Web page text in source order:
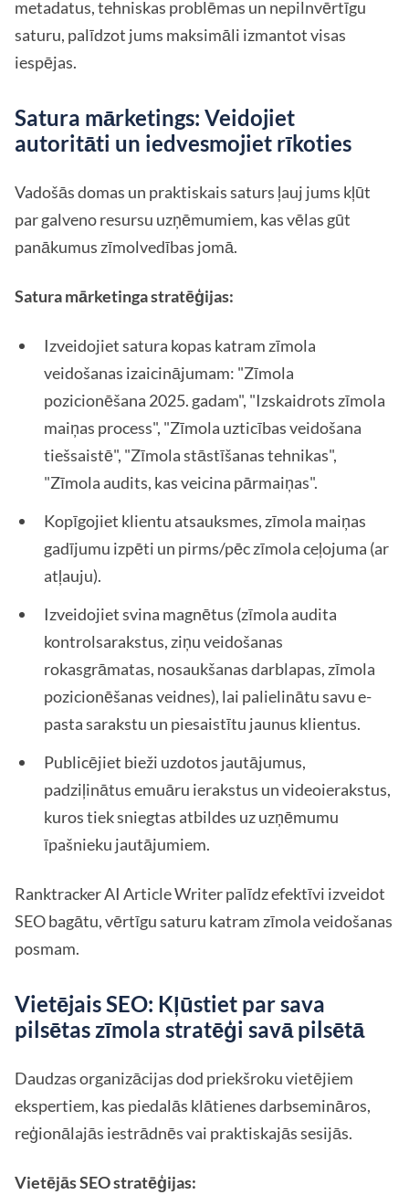
metadatus, tehniskas problēmas un nepilnvērtīgu
saturu, palīdzot jums maksimāli izmantot visas
iespējas.
Satura mārketings: Veidojiet
autoritāti un iedvesmojiet rīkoties
Vadošās domas un praktiskais saturs ļauj jums kļūt
par galveno resursu uzņēmumiem, kas vēlas gūt
panākumus zīmolvedības jomā.
Satura mārketinga stratēģijas:
Izveidojiet satura kopas katram zīmola
veidošanas izaicinājumam: "Zīmola
pozicionēšana 2025. gadam", "Izskaidrots zīmola
maiņas process", "Zīmola uzticības veidošana
tiešsaistē", "Zīmola stāstīšanas tehnikas",
"Zīmola audits, kas veicina pārmaiņas".
Kopīgojiet klientu atsauksmes, zīmola maiņas
gadījumu izpēti un pirms/pēc zīmola ceļojuma (ar
atļauju).
Izveidojiet svina magnētus (zīmola audita
kontrolsarakstus, ziņu veidošanas
rokasgrāmatas, nosaukšanas darblapas, zīmola
pozicionēšanas veidnes), lai palielinātu savu e-
pasta sarakstu un piesaistītu jaunus klientus.
Publicējiet bieži uzdotos jautājumus,
padziļinātus emuāru ierakstus un videoierakstus,
kuros tiek sniegtas atbildes uz uzņēmumu
īpašnieku jautājumiem.
Ranktracker AI Article Writer palīdz efektīvi izveidot
SEO bagātu, vērtīgu saturu katram zīmola veidošanas
posmam.
Vietējais SEO: Kļūstiet par sava
pilsētas zīmola stratēģi savā pilsētā
Daudzas organizācijas dod priekšroku vietējiem
ekspertiem, kas piedalās klātienes darbsemināros,
reģionālajās iestrādnēs vai praktiskajās sesijās.
Vietējās SEO stratēģijas: